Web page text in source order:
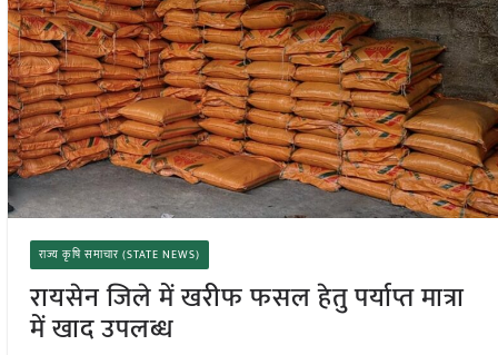
राज्य कृषि समाचार (STATE NEWS)
रायसेन जिले में खरीफ फसल हेतु पर्याप्त मात्रा
में खाद उपलब्ध